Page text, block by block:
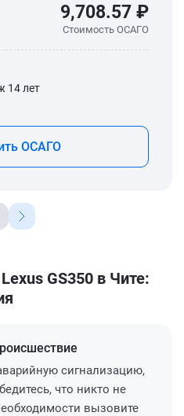
9,708.57 ₽
Стоимость ОСАГО
14 лет
ОСАГО
GS350 в Чите:
сигнализацию,
что никто не
вызовите